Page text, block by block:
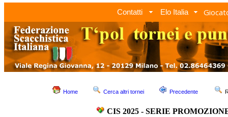
Contatti Elo Italia
Home Cerca altri tornei Precedente
CIS 2025 - SERIE